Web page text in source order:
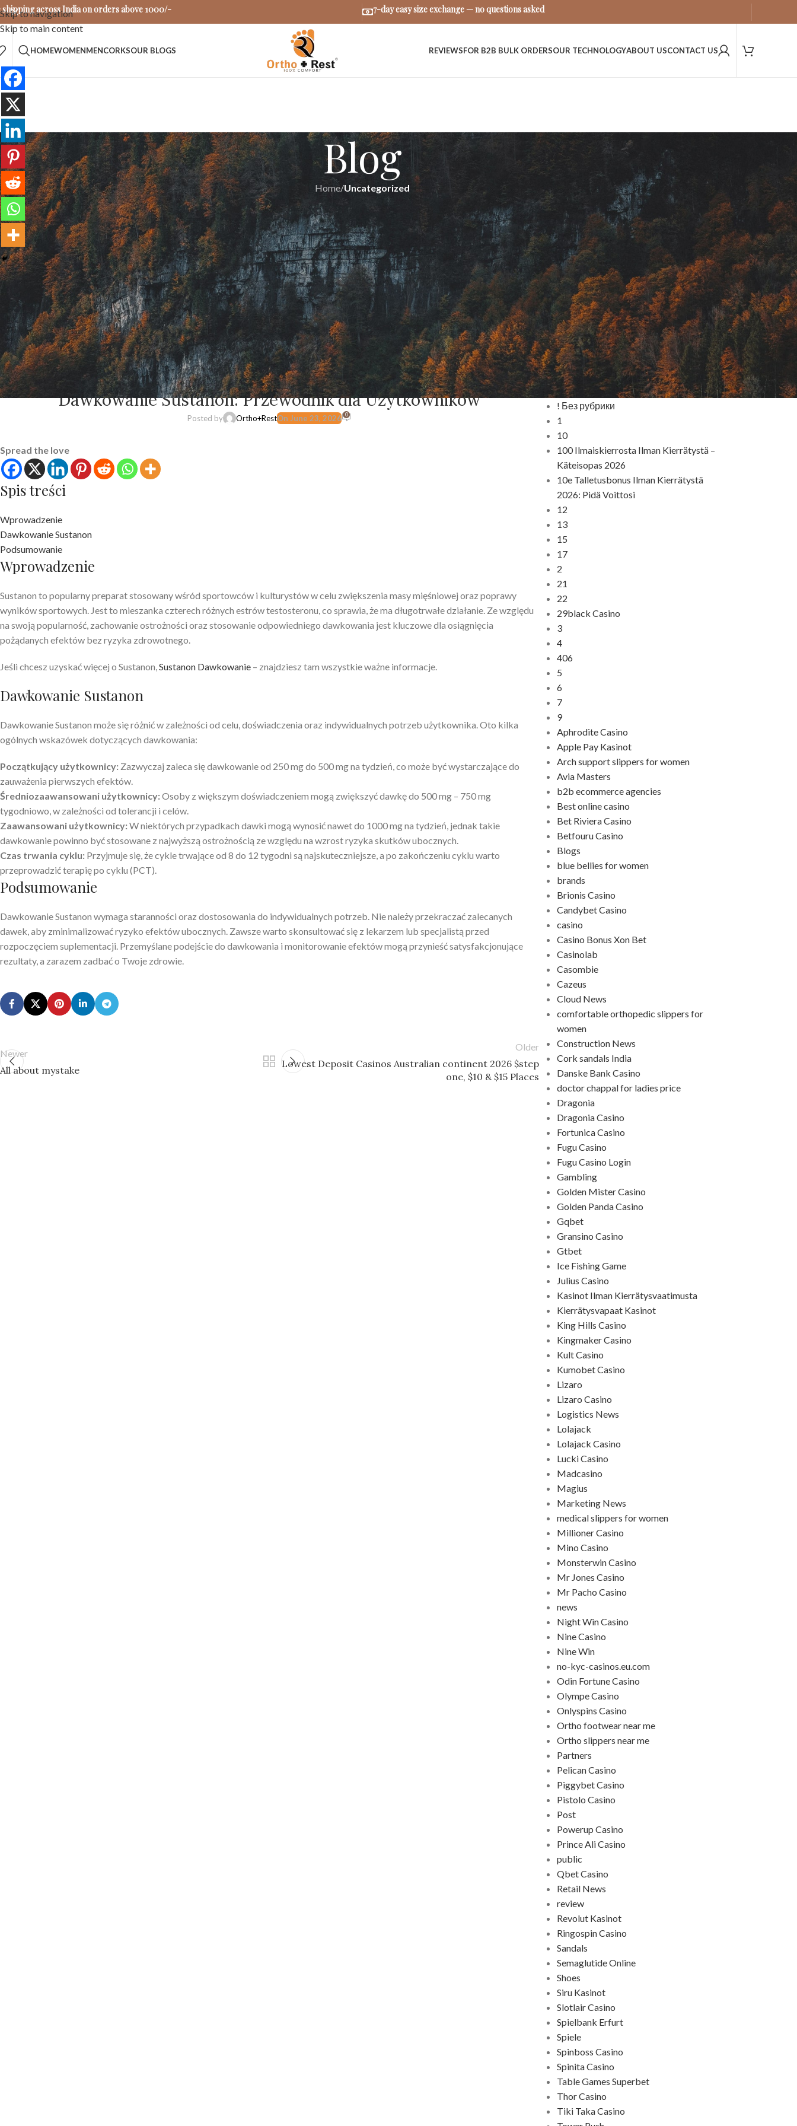
Skip to navigation
Skip to main content
shipping across India on orders above 1000/- 7-day easy size exchange — no questions asked
HOMEWOMENMENCORKSOUR BLOGS REVIEWSFOR B2B BULK ORDERSOUR TECHNOLOGYABOUT USCONTACT US
Blog
Home/Uncategorized
UNCATEGORIZED
Dawkowanie Sustanon: Przewodnik dla Użytkowników
Posted by Ortho+RestOn June 23, 2026 0
Spread the love
Spis treści
Wprowadzenie
Dawkowanie Sustanon
Podsumowanie
Wprowadzenie
Sustanon to popularny preparat stosowany wśród sportowców i kulturystów w celu zwiększenia masy mięśniowej oraz poprawy
wyników sportowych. Jest to mieszanka czterech różnych estrów testosteronu, co sprawia, że ma długotrwałe działanie. Ze względu
na swoją popularność, zachowanie ostrożności oraz stosowanie odpowiedniego dawkowania jest kluczowe dla osiągnięcia
pożądanych efektów bez ryzyka zdrowotnego.
Jeśli chcesz uzyskać więcej o Sustanon,Sustanon Dawkowanie – znajdziesz tam wszystkie ważne informacje.
Dawkowanie Sustanon
Dawkowanie Sustanon może się różnić w zależności od celu, doświadczenia oraz indywidualnych potrzeb użytkownika. Oto kilka
ogólnych wskazówek dotyczących dawkowania:
Początkujący użytkownicy: Zazwyczaj zaleca się dawkowanie od 250 mg do 500 mg na tydzień, co może być wystarczające do
zauważenia pierwszych efektów.
Średniozaawansowani użytkownicy:Osoby z większym doświadczeniem mogą zwiększyć dawkę do 500 mg – 750 mg
tygodniowo, w zależności od tolerancji i celów.
Zaawansowani użytkownicy:W niektórych przypadkach dawki mogą wynosić nawet do 1000 mg na tydzień, jednak takie
dawkowanie powinno być stosowane z najwyższą ostrożnością ze względu na wzrost ryzyka skutków ubocznych.
Czas trwania cyklu: Przyjmuje się, że cykle trwające od 8 do 12 tygodni są najskuteczniejsze, a po zakończeniu cyklu warto
przeprowadzić terapię po cyklu (PCT).
Podsumowanie
Dawkowanie Sustanon wymaga staranności oraz dostosowania do indywidualnych potrzeb. Nie należy przekraczać zalecanych
dawek, aby zminimalizować ryzyko efektów ubocznych. Zawsze warto skonsultować się z lekarzem lub specjalistą przed
rozpoczęciem suplementacji. Przemyślane podejście do dawkowania i monitorowanie efektów mogą przynieść satysfakcjonujące
rezultaty, a zarazem zadbać o Twoje zdrowie.
Newer
All about mystake
Older
Lowest Deposit Casinos Australian continent 2026 $step
one, $10 & $15 Places
CATEGORIES
! Без рубрики
1
10
100 Ilmaiskierrosta Ilman Kierrätystä –
Käteisopas 2026
10e Talletusbonus Ilman Kierrätystä
2026: Pidä Voittosi
12
13
15
17
2
21
22
29black Casino
3
4
406
5
6
7
9
Aphrodite Casino
Apple Pay Kasinot
Arch support slippers for women
Avia Masters
b2b ecommerce agencies
Best online casino
Bet Riviera Casino
Betfouru Casino
Blogs
blue bellies for women
brands
Brionis Casino
Candybet Casino
casino
Casino Bonus Xon Bet
Casinolab
Casombie
Cazeus
Cloud News
comfortable orthopedic slippers for
women
Construction News
Cork sandals India
Danske Bank Casino
doctor chappal for ladies price
Dragonia
Dragonia Casino
Fortunica Casino
Fugu Casino
Fugu Casino Login
Gambling
Golden Mister Casino
Golden Panda Casino
Gqbet
Gransino Casino
Gtbet
Ice Fishing Game
Julius Casino
Kasinot Ilman Kierrätysvaatimusta
Kierrätysvapaat Kasinot
King Hills Casino
Kingmaker Casino
Kult Casino
Kumobet Casino
Lizaro
Lizaro Casino
Logistics News
Lolajack
Lolajack Casino
Lucki Casino
Madcasino
Magius
Marketing News
medical slippers for women
Millioner Casino
Mino Casino
Monsterwin Casino
Mr Jones Casino
Mr Pacho Casino
news
Night Win Casino
Nine Casino
Nine Win
no-kyc-casinos.eu.com
Odin Fortune Casino
Olympe Casino
Onlyspins Casino
Ortho footwear near me
Ortho slippers near me
Partners
Pelican Casino
Piggybet Casino
Pistolo Casino
Post
Powerup Casino
Prince Ali Casino
public
Qbet Casino
Retail News
review
Revolut Kasinot
Ringospin Casino
Sandals
Semaglutide Online
Shoes
Siru Kasinot
Slotlair Casino
Spielbank Erfurt
Spiele
Spinboss Casino
Spinita Casino
Table Games Superbet
Thor Casino
Tiki Taka Casino